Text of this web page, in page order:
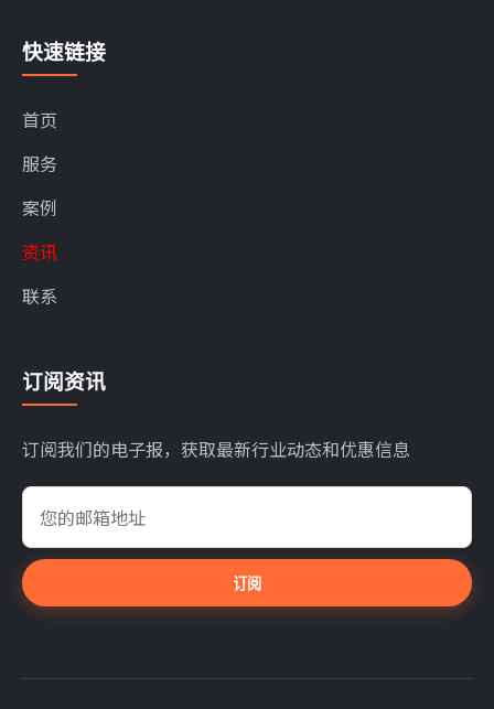
快速链接
首页
服务
案例
资讯
联系
订阅资讯
订阅我们的电子报，获取最新行业动态和优惠信息
订阅